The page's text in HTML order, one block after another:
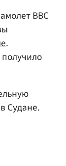
ВВС
.
Судане.